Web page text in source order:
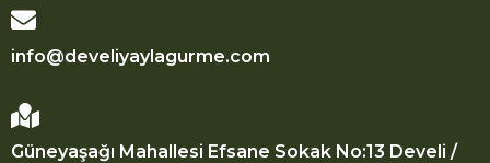
info@develiyaylagurme.com
Güneyaşağı Mahallesi Efsane Sokak No:13 Develi /